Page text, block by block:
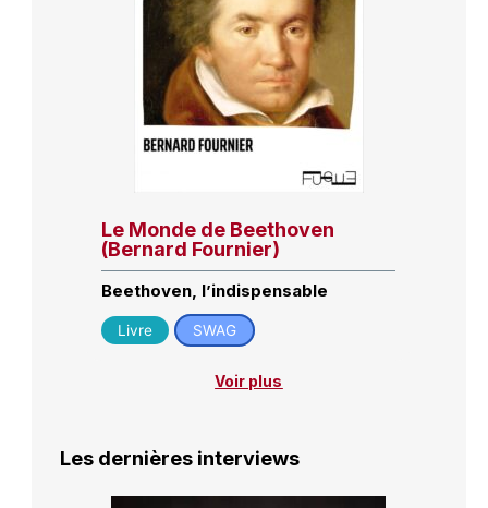
Le Monde de Beethoven
(Bernard Fournier)
Beethoven, l’indispensable
Livre SWAG
Voir plus
Les dernières interviews